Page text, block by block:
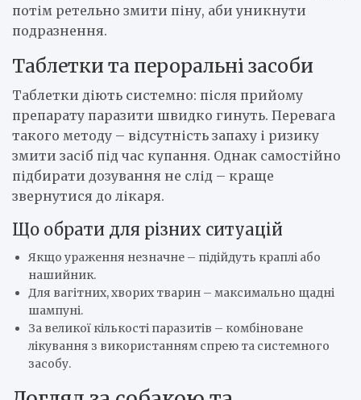
потім ретельно змити піну, аби уникнути
подразнення.
Таблетки та пероральні засоби
Таблетки діють системно: після прийому
препарату паразити швидко гинуть. Перевага
такого методу – відсутність запаху і ризику
змити засіб під час купання. Однак самостійно
підбирати дозування не слід – краще
звернутися до лікаря.
Що обрати для різних ситуацій
Якщо ураження незначне – підійдуть краплі або
нашийник.
Для вагітних, хворих тварин – максимально щадні
шампуні.
За великої кількості паразитів – комбіноване
лікування з використанням спрею та системного
засобу.